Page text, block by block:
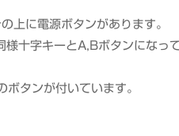
上に電源ボタンがあります。
十字キーとA,Bボタンになっ
タンが付いています。